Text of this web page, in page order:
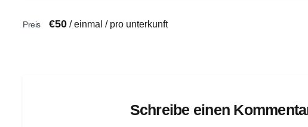
Preis €50/ einmal / pro unterkunft
Schreibe einen